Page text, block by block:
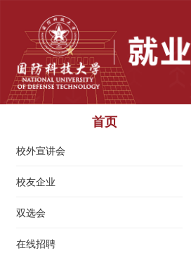
首页
校外宣讲会
校友企业
双选会
在线招聘